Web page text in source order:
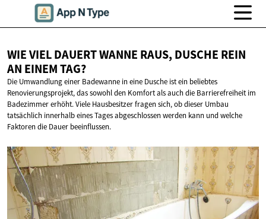
WIE VIEL DAUERT WANNE RAUS, DUSCHE REIN
AN EINEM TAG?
Die Umwandlung einer Badewanne in eine Dusche ist ein beliebtes
Renovierungsprojekt, das sowohl den Komfort als auch die Barrierefreiheit im
Badezimmer erhöht. Viele Hausbesitzer fragen sich, ob dieser Umbau
tatsächlich innerhalb eines Tages abgeschlossen werden kann und welche
Faktoren die Dauer beeinflussen.